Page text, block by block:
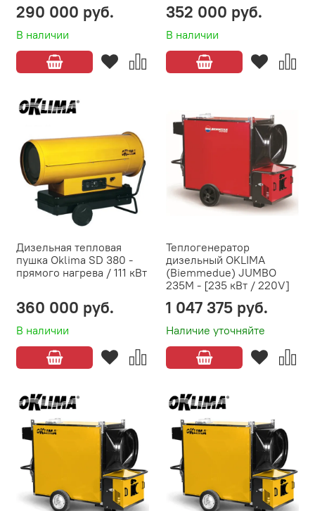
В наличии
290 000 руб.
В наличии
352 000 руб.
Дизельная тепловая
пушка Oklima SD 380 -
прямого нагрева / 111 кВт
В наличии
360 000 руб.
Теплогенератор
дизельный OKLIMA
(Biemmedue) JUMBO
235M - [235 кВт / 220V]
Наличие уточняйте
1 047 375 руб.